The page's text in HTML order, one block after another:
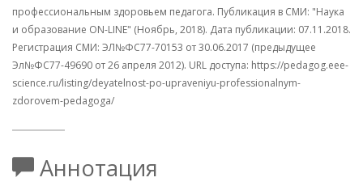
профессиональным здоровьем педагога. Публикация в СМИ: "Наука
и образование ON-LINE" (Ноябрь, 2018). Дата публикации: 07.11.2018.
Регистрация СМИ: ЭЛ№ФС77-70153 от 30.06.2017 (предыдущее
Эл№ФC77-49690 от 26 апреля 2012). URL доступа: https://pedagog.eee-
science.ru/listing/deyatelnost-po-upraveniyu-professionalnym-
zdorovem-pedagoga/
Аннотация